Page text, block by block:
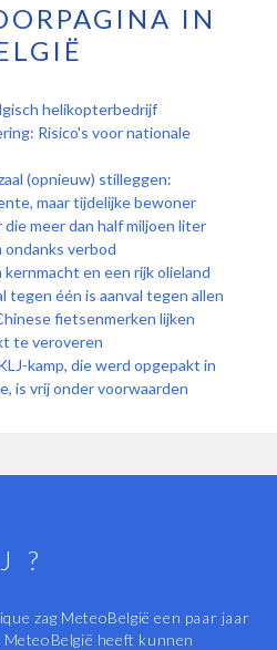
IN
helikopterbedrijf
Risico's voor nationale
(opnieuw) stilleggen:
maar tijdelijke bewoner
meer dan half miljoen liter
verbod
en een rijk olieland
tegen één is aanval tegen allen
fietsenmerken lijken
te veroveren
kamp, die werd opgepakt in
is vrij onder voorwaarden
?
zag MeteoBelgië een paar jaar
heeft kunnen